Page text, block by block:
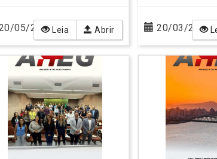
05/2026Leia Abrir 20/03/2026